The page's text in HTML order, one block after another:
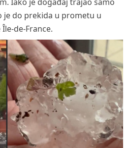
je do prekida u prometu u
de-France.